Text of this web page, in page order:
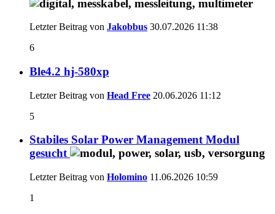
Letzter Beitrag von Jakobbus 30.07.2026 11:38
6
Ble4.2 hj-580xp
Letzter Beitrag von Head Free 20.06.2026 11:12
5
Stabiles Solar Power Management Modul
gesucht
Letzter Beitrag von Holomino 11.06.2026 10:59
1